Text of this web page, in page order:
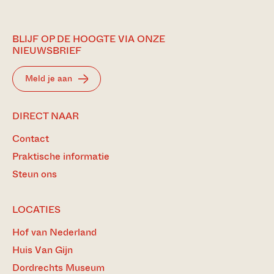
BLIJF OP DE HOOGTE VIA ONZE
NIEUWSBRIEF
Meld je aan
DIRECT NAAR
Contact
Praktische informatie
Steun ons
LOCATIES
Hof van Nederland
Huis Van Gijn
Dordrechts Museum